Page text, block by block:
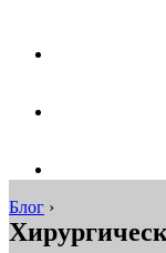
Блог ›